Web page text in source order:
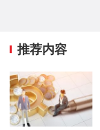
推荐内容